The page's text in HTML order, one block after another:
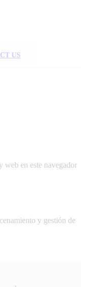
US
web en este navegador
y gestión de